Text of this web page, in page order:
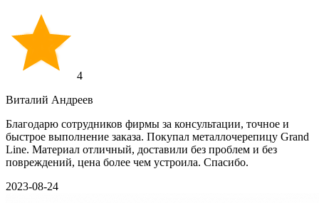
4
Виталий Андреев
Благодарю сотрудников фирмы за консультации, точное и
быстрое выполнение заказа. Покупал металлочерепицу Grand
Line. Материал отличный, доставили без проблем и без
повреждений, цена более чем устроила. Спасибо.
2023-08-24